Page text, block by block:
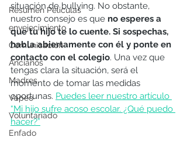
Resumen Peliculas
envejecimiento
Comunicación
Ancianos
Madres
Vapeo
Voluntariado
Enfado
situación de bullying. No obstante,
nuestro consejo es que no esperes a
que tu hijo te lo cuente. Si sospechas,
habla abiertamente con él y ponte en
contacto con el colegio. Una vez que
tengas clara la situación, será el
momento de tomar las medidas
oportunas. Puedes leer nuestro artículo
“Mi hijo sufre acoso escolar. ¿Qué puedo
hacer?”